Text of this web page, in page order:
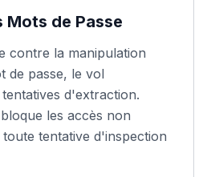
de Passe
contre la manipulation
de passe, le vol
d'extraction.
les accès non
tentative d'inspection